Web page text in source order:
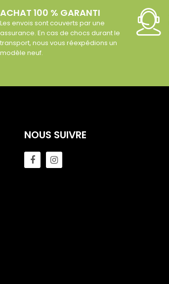
ACHAT 100 % GARANTI
Les envois sont couverts par une
assurance. En cas de chocs durant le
transport, nous vous réexpédions un
modèle neuf.
NOUS SUIVRE